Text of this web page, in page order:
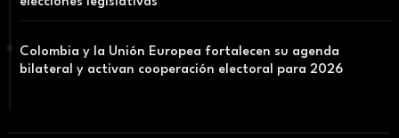
Colombia y la Unión Europea fortalecen su agenda
bilateral y activan cooperación electoral para 2026